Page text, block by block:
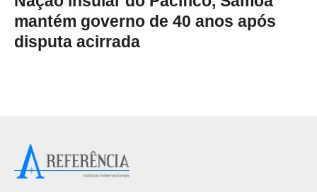
mantém governo de 40 anos após
disputa acirrada